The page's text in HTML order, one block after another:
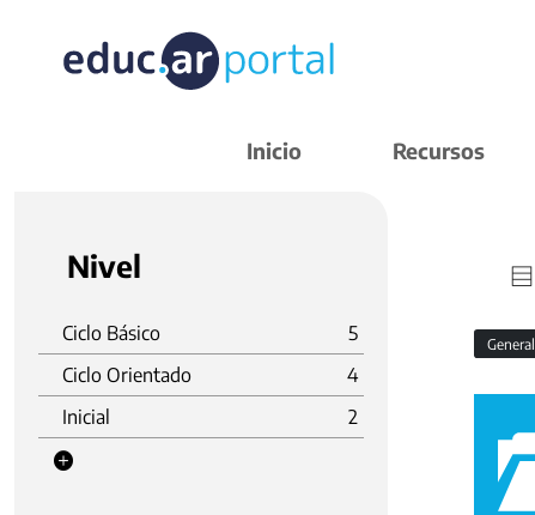
Inicio Recursos
Nivel
Ciclo Básico
5
Ciclo Orientado
4
Inicial
2
General